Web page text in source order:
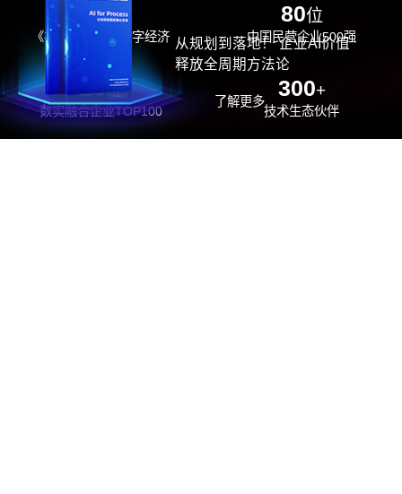
29位
《福布斯》中国数字经济
100强
80位
中国民营企业500强
26位
数实融合企业TOP100
300+
技术生态伙伴
从规划到落地！ 企业AI价值
释放全周期方法论
了解更多